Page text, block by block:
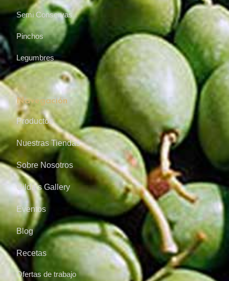
Semi Conservas
Pinchos
Legumbres
Navegación
Productos
Nuestras Tiendas
Sobre Nosotros
Gilda’s Gallery
Eventos
Blog
Recetas
Ofertas de trabajo